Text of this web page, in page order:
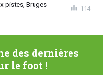
pistes, Bruges
114
des dernières
le foot !